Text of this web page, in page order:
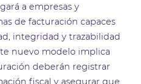
a empresas y
de facturación capaces
integridad y trazabilidad
nuevo modelo implica
deberán registrar
fiscal y asegurar que